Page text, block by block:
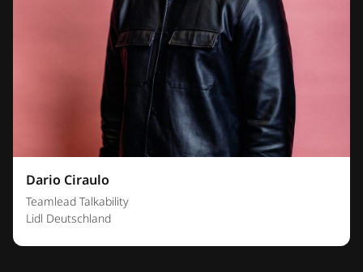
Dario Ciraulo
Teamlead Talkability
Lidl Deutschland